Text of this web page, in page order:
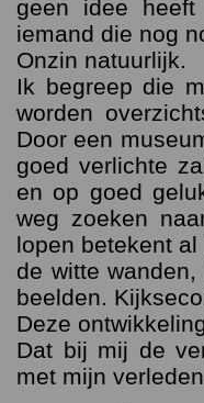
geen idee
iemand die nog
Onzin natuurlijk.
Ik begreep die
worden
Door een
goed verlichte
en op goed
weg zoeken
lopen betekent
de witte
beelden.
Deze
Dat bij mij de
met mijn